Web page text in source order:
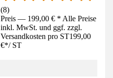
(8)
Preis — 199,00 € * Alle Preise
inkl. MwSt. und ggf. zzgl.
Versandkosten pro ST199,00
€*/ ST